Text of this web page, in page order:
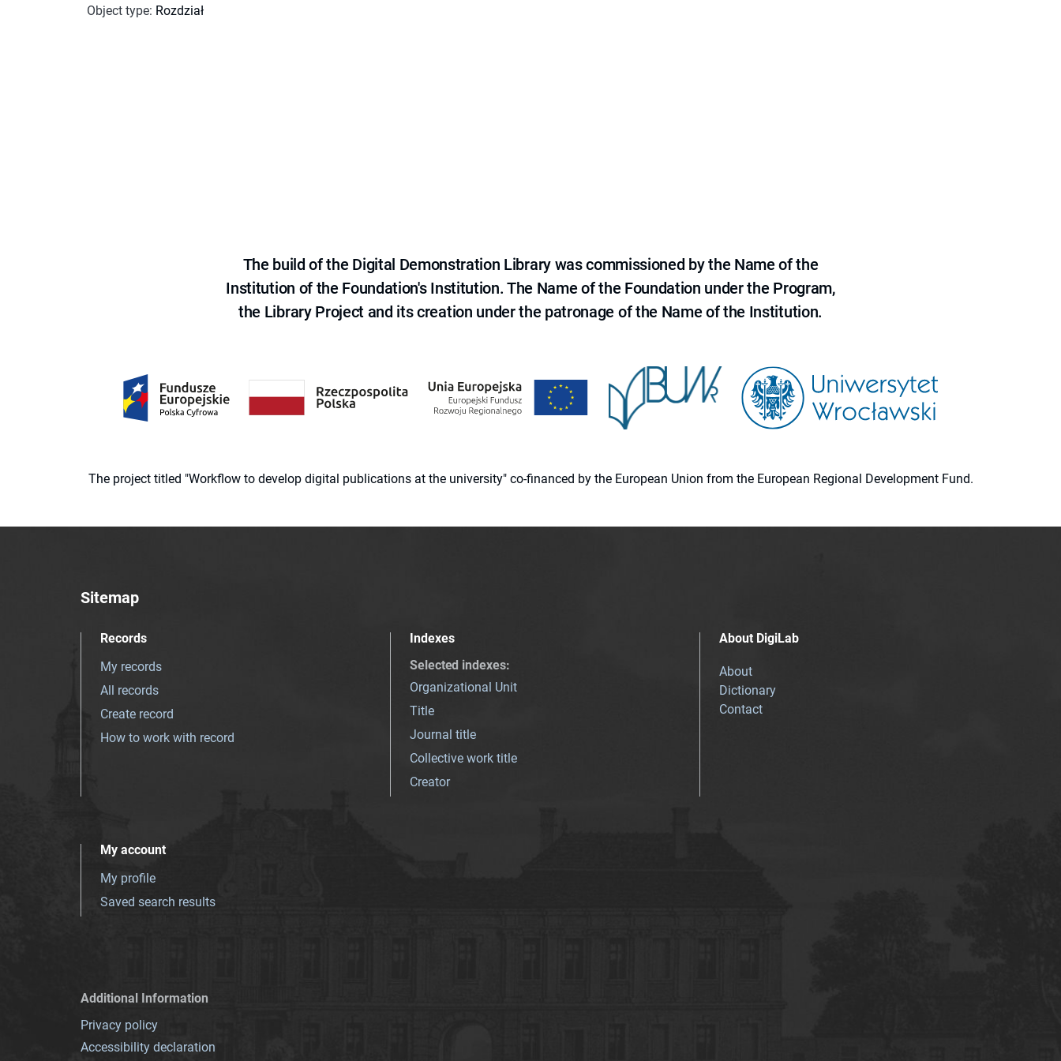
Object type: Rozdział
The build of the Digital Demonstration Library was commissioned by the Name of the
Institution of the Foundation's Institution. The Name of the Foundation under the Program,
the Library Project and its creation under the patronage of the Name of the Institution.
The project titled "Workflow to develop digital publications at the university" co-financed by the European Union from the European Regional Development Fund.
Sitemap
Records
My records
All records
Create record
How to work with record
Indexes
Selected indexes:
Organizational Unit
Title
Journal title
Collective work title
Creator
About DigiLab
About
Dictionary
Contact
My account
My profile
Saved search results
Additional Information
Privacy policy
Accessibility declaration